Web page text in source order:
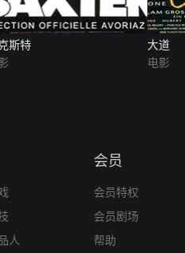
斯特
大道
电影
人
会员
会员特权
会员剧场
帮助